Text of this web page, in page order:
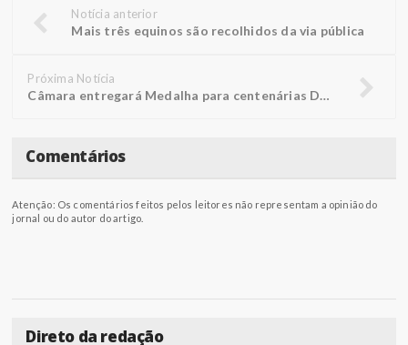
Notícia anterior
Mais três equinos são recolhidos da via pública
Próxima Notícia
Câmara entregará Medalha para centenárias Doralice e Rosália
Comentários
Atenção: Os comentários feitos pelos leitores não representam a opinião do
jornal ou do autor do artigo.
Direto da redação